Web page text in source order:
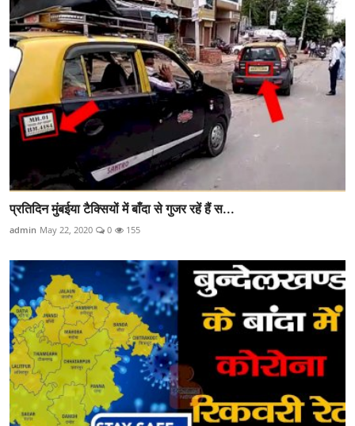
प्रतिदिन मुंबईया टैक्सियों में बाँदा से गुजर रहें हैं स...
admin May 22, 2020 0 155